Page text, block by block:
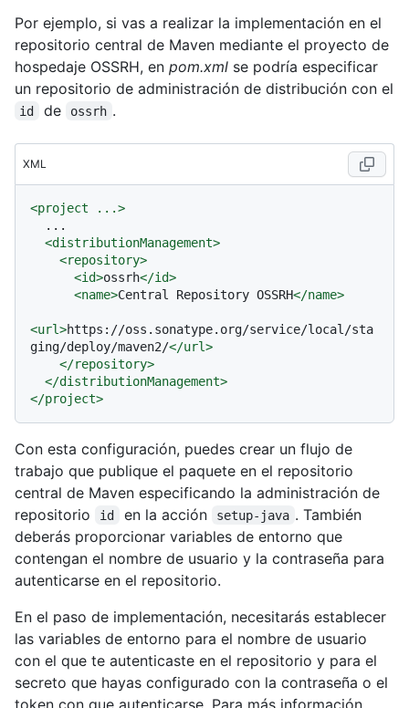
Por ejemplo, si vas a realizar la implementación en el
repositorio central de Maven mediante el proyecto de
hospedaje OSSRH, en pom.xml se podría especificar
un repositorio de administración de distribución con el
id de ossrh .
XML
<project ...>
<distributionManagement>
<repository>
<id>ossrh</id>
<name>Central Repository OSSRH</name>
<url>https://oss.sonatype.org/service/local/sta
ging/deploy/maven2/</url>
</repository>
</distributionManagement>
</project>
Con esta configuración, puedes crear un flujo de
trabajo que publique el paquete en el repositorio
central de Maven especificando la administración de
repositorio
id en la acción setup-java . También
deberás proporcionar variables de entorno que
contengan el nombre de usuario y la contraseña para
autenticarse en el repositorio.
En el paso de implementación, necesitarás establecer
las variables de entorno para el nombre de usuario
con el que te autenticaste en el repositorio y para el
secreto que hayas configurado con la contraseña o el
token con que autenticarse. Para más información,